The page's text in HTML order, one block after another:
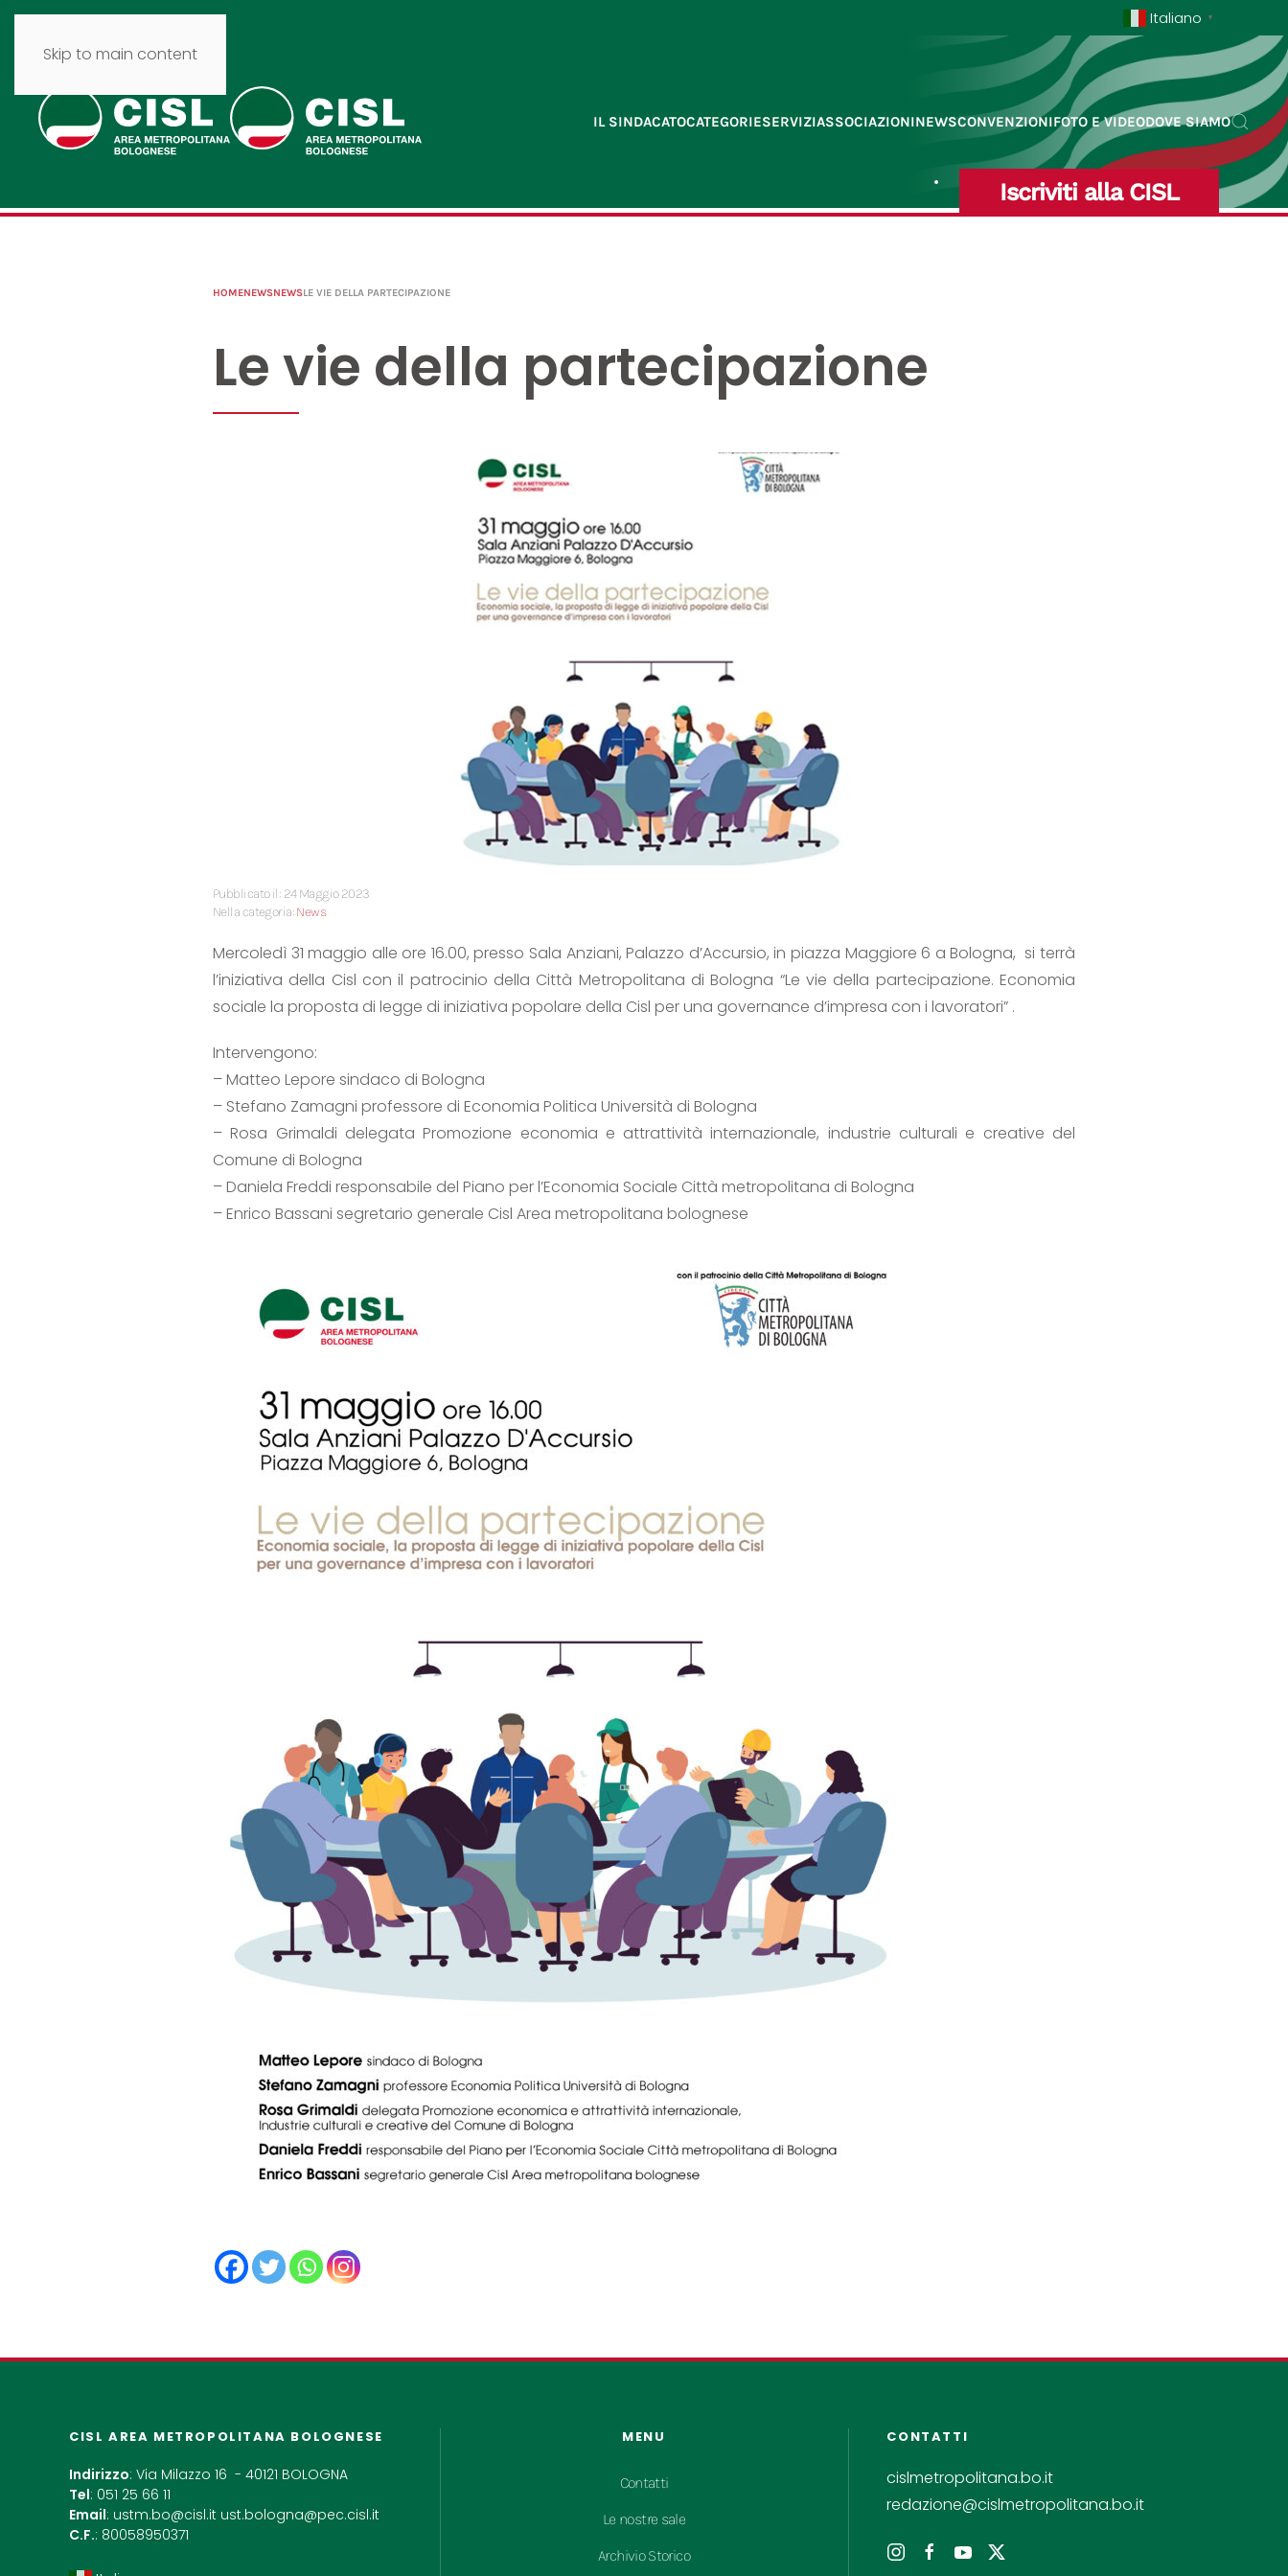
Skip to main content
Italiano ▼
IL SINDACATOCATEGORIESERVIZIASSOCIAZIONINEWSCONVENZIONIFOTO E VIDEODOVE SIAMO
Iscriviti alla CISL
HOMENEWSNEWSLE VIE DELLA PARTECIPAZIONE
Le vie della partecipazione
Pubblicato il: 24 Maggio 2023
Nella categoria:News
Mercoledì 31 maggio alle ore 16.00, presso Sala Anziani, Palazzo d’Accursio, in piazza Maggiore 6 a Bologna, si terrà
l’iniziativa della Cisl con il patrocinio della Città Metropolitana di Bologna “Le vie della partecipazione. Economia
sociale la proposta di legge di iniziativa popolare della Cisl per una governance d’impresa con i lavoratori” .
Intervengono:
– Matteo Lepore sindaco di Bologna
– Stefano Zamagni professore di Economia Politica Università di Bologna
– Rosa Grimaldi delegata Promozione economia e attrattività internazionale, industrie culturali e creative del
Comune di Bologna
– Daniela Freddi responsabile del Piano per l’Economia Sociale Città metropolitana di Bologna
– Enrico Bassani segretario generale Cisl Area metropolitana bolognese
CISL AREA METROPOLITANA BOLOGNESE
Indirizzo: Via Milazzo 16 - 40121 BOLOGNA
Tel: 051 25 66 11
Email: ustm.bo@cisl.it ust.bologna@pec.cisl.it
C.F.: 80058950371
MENU
Contatti
Le nostre sale
Archivio Storico
CONTATTI
cislmetropolitana.bo.it
redazione@cislmetropolitana.bo.it